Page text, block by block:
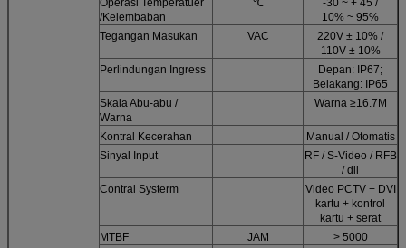
Operasi Temperatuer
/Kelembaban
℃
-30 ~ + 45 /
10% ~ 95%
Tegangan Masukan
VAC
220V ± 10% /
110V ± 10%
Perlindungan Ingress
Depan: IP67;
Belakang: IP65
Skala Abu-abu /
Warna
Warna ≥16.7M
Kontral Kecerahan
Manual / Otomatis
Sinyal Input
RF / S-Video / RFB
/ dll
Contral Systerm
Video PCTV + DVI
kartu + kontrol
kartu + serat
MTBF
JAM
> 5000